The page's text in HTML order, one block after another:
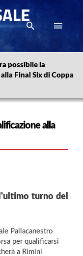
possibile la
Final Six di Coppa
alla
turno del
Pallacanestro
per qualificarsi
a Rimini